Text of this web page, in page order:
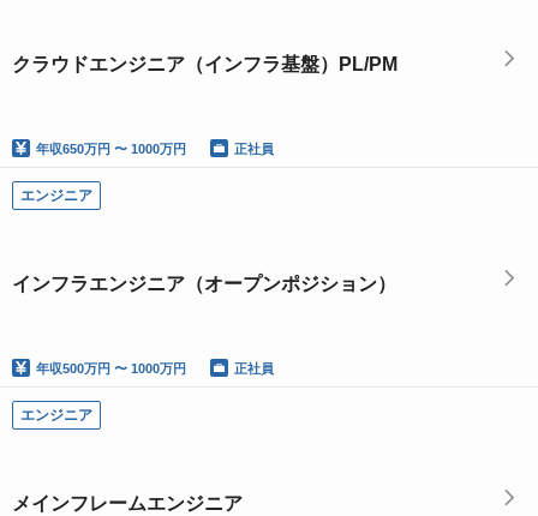
クラウドエンジニア（インフラ基盤）PL/PM
年収650万円 〜 1000万円 正社員
エンジニア
インフラエンジニア（オープンポジション）
年収500万円 〜 1000万円 正社員
エンジニア
メインフレームエンジニア